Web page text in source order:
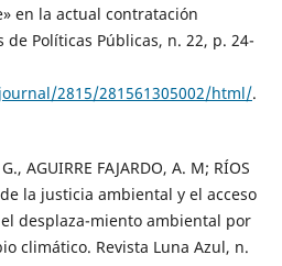
en la actual contratación
Políticas Públicas, n. 22, p. 24-
2815/281561305002/html/.
AGUIRRE FAJARDO, A. M; RÍOS
la justicia ambiental y el acceso
desplaza-miento ambiental por
climático. Revista Luna Azul, n.